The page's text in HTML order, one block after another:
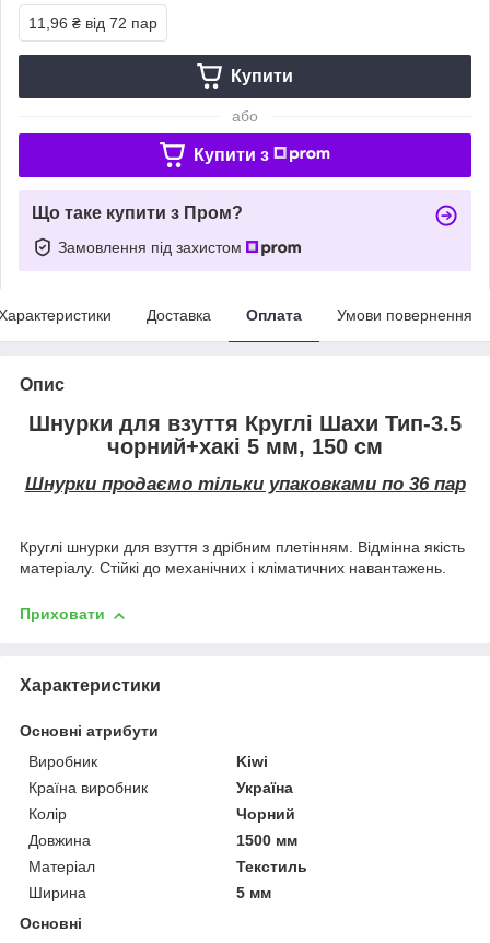
11,96 ₴ від 72 пар
Купити
або
Купити з
Що таке купити з Пром?
Замовлення під захистом
Доставка Оплата Умови повернення
Опис
Шнурки для взуття Круглі Шахи Тип-3.5
чорний+хакі 5 мм, 150 см
Шнурки продаємо тільки упаковками по 36 пар
Круглі шнурки для взуття з дрібним плетінням. Відмінна якість
матеріалу. Стійкі до механічних і кліматичних навантажень.
Приховати
Характеристики
Основні атрибути
Виробник
Kiwi
Країна виробник
Україна
Колір
Чорний
Довжина
1500 мм
Матеріал
Текстиль
Ширина
5 мм
Основні